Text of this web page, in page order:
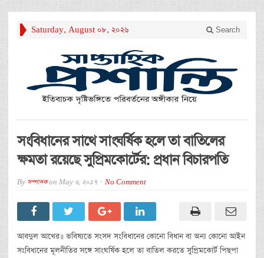
Saturday, August 08, 2026 Search
সংবিধানের সাথে সাংঘর্ষিক হলে তা বাতিলের
ক্ষমতা রয়েছে সুপ্রিমকোর্টের: প্রধান বিচারপতি
By সম্পাদকon May 6, 2017 No Comment
আবদুল আখের॥ ভবিষ্যতে সংসদ সংবিধানের কোনো বিধান বা অন্য কোনো আইন
সংবিধানের মূলনীতির সঙ্গে সাংঘর্ষিক হলে তা বাতিল করতে সুপ্রিমকোর্ট পিছপা